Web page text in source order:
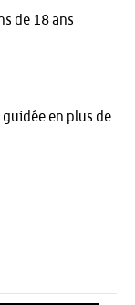
de 18 ans
en plus de